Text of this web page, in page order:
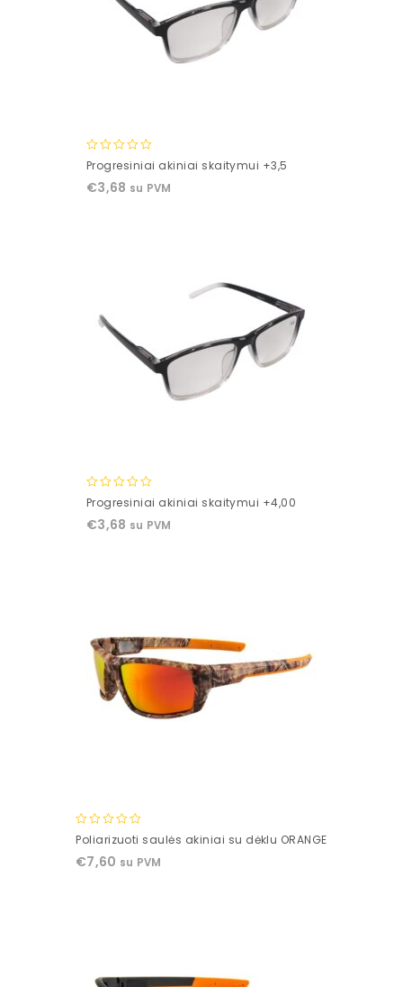
0
of
Progresiniai akiniai skaitymui +3,5
€3,68 su PVM
0
of
Progresiniai akiniai skaitymui +4,00
€3,68 su PVM
0
of
Poliarizuoti saulės akiniai su dėklu ORANGE
€7,60 su PVM